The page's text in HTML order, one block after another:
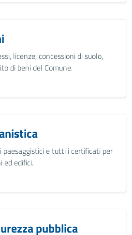
licenze, concessioni di suolo,
di beni del Comune.
paesaggistici e tutti i certificati per
ed edifici.
pubblica